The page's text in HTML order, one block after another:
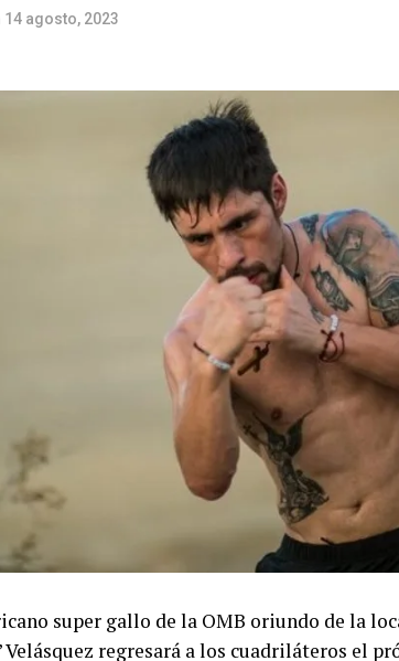
14 agosto, 2023
super gallo de la OMB oriundo de la
Velásquez regresará a los cuadriláteros el